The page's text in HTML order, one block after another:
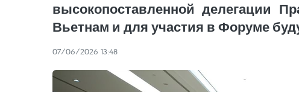
высокопоставленной делегации
Вьетнам и для участия в Форуме
07/06/2026 13:48